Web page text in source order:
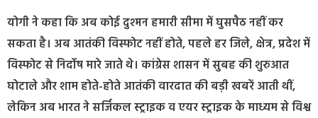
योगी ने कहा कि अब कोई दुश्मन हमारी सीमा में घुसपैठ नहीं कर
सकता है। अब आतंकी विस्फोट नहीं होते, पहले हर जिले, क्षेत्र, प्रदेश में
विस्फोट से निर्दोष मारे जाते थे। कांग्रेस शासन में सुबह की शुरुआत
घोटाले और शाम होते-होते आतंकी वारदात की बड़ी खबरें आती थीं,
लेकिन अब भारत ने सर्जिकल स्ट्राइक व एयर स्ट्राइक के माध्यम से विश्व